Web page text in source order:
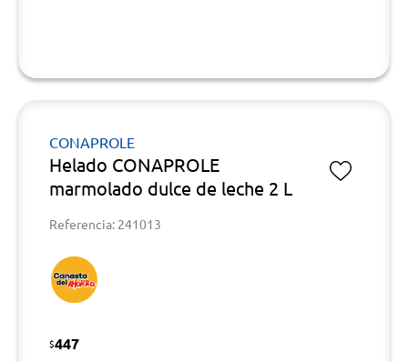
CONAPROLE
Helado CONAPROLE
marmolado dulce de leche 2 L
Referencia: 241013
$447